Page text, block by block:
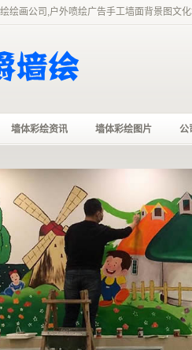
绘画公司,户外喷绘广告手工墙面背景图文
墙体彩绘资讯 墙体彩绘图片 公